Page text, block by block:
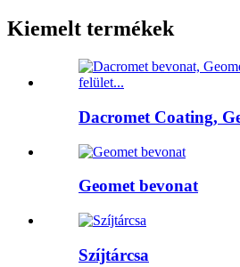
Kiemelt termékek
Dacromet Coating,
Geomet bevonat
Szíjtárcsa